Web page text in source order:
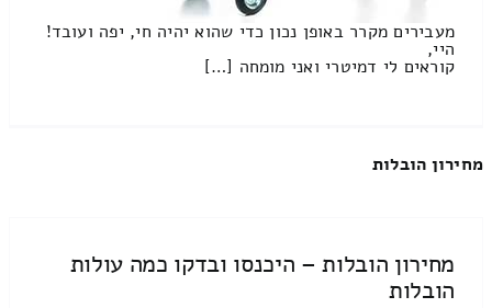
מעבירים מקרר באופן נכון כדי שהוא יהיה חי, יפה ועובד!
היי,
קוראים לי דמיטרי ואני מומחה […]
מחירון הובלות
מחירון הובלות – היכנסו ובדקו כמה עולות
הובלות